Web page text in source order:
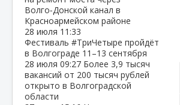
Волго‑Донской канал в
Красноармейском районе
28 июля 11:33
Фестиваль #ТриЧетыре пройдёт
в Волгограде 11–13 сентября
28 июля 09:27 Более 3,9 тысяч
вакансий от 200 тысяч рублей
открыто в Волгоградской
области